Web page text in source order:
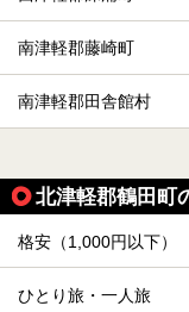
南津軽郡藤崎町
南津軽郡田舎館村
北津軽郡鶴田町
格安（1,000円以下）
ひとり旅・一人旅